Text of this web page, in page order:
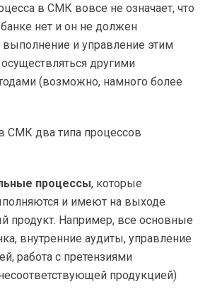
в СМК вовсе не означает, что
нет и он не должен
выполнение и управление этим
другими
(возможно, намного более
СМК два типа процессов
процессы, которые
и имеют на выходе
продукт. Например, все основные
внутренние аудиты, управление
работа с претензиями
продукцией)